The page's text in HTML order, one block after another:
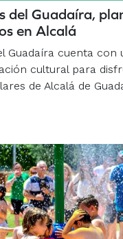
del Guadaíra,
en Alcalá
Guadaíra cuenta con
cultural para
de Alcalá de